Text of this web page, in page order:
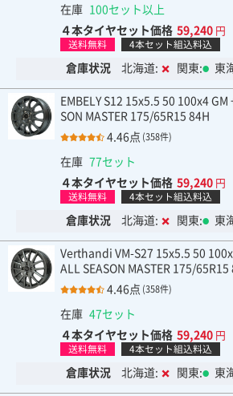
在庫 100セット以上
４本タイヤセット価格 59,240 円
送料無料 4本セット組込料込
倉庫状況 北海道: 関東: 東
EMBELY S12 15x5.5 50 100x4 GM
SON MASTER 175/65R15 84H
4.46点 (358件)
在庫 77セット
４本タイヤセット価格 59,240 円
送料無料 4本セット組込料込
倉庫状況 北海道: 関東: 東
Verthandi VM-S27 15x5.5 50
ALL SEASON MASTER 175/65R15
4.46点 (358件)
在庫 47セット
４本タイヤセット価格 59,240 円
送料無料 4本セット組込料込
倉庫状況 北海道: 関東: 東